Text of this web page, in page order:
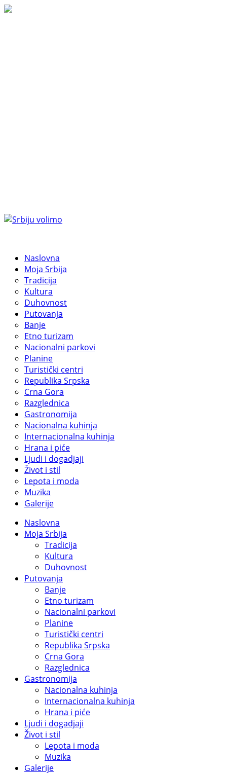
Naslovna
Moja Srbija
Tradicija
Kultura
Duhovnost
Putovanja
Banje
Etno turizam
Nacionalni parkovi
Planine
Turistički centri
Republika Srpska
Crna Gora
Razglednica
Gastronomija
Nacionalna kuhinja
Internacionalna kuhinja
Hrana i piće
Ljudi i dogadjaji
Život i stil
Lepota i moda
Muzika
Galerije
Naslovna
Moja Srbija
Tradicija
Kultura
Duhovnost
Putovanja
Banje
Etno turizam
Nacionalni parkovi
Planine
Turistički centri
Republika Srpska
Crna Gora
Razglednica
Gastronomija
Nacionalna kuhinja
Internacionalna kuhinja
Hrana i piće
Ljudi i dogadjaji
Život i stil
Lepota i moda
Muzika
Galerije